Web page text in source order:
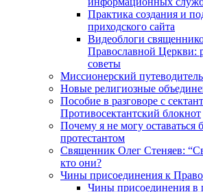
Практика создания и
приходского сайта
Видеоблоги
Православной Церкви:
советы
Миссионерский
Новые религиозные
Пособие в разговоре с
Противосектантский блокнот
Почему я не могу оставаться
протестантом
Священник Олег Стеняев:
кто они?
Чины присоединения к
Чины присоединения в